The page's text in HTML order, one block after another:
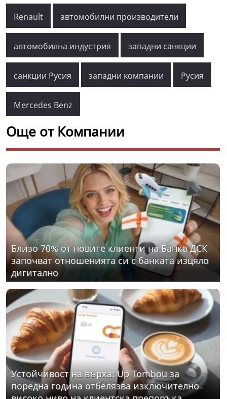
Renault автомобилни производители
автомобилна индустрия западни санкции
санкции Русия западни компании Русия
Mercedes Benz
Още от Компании
Близо 70% от новите клиенти на Банка ДСК
започват отношенията си с банката изцяло
дигитално
Устойчивост на върха: Up Tombou за
поредна година отбелязва изключително